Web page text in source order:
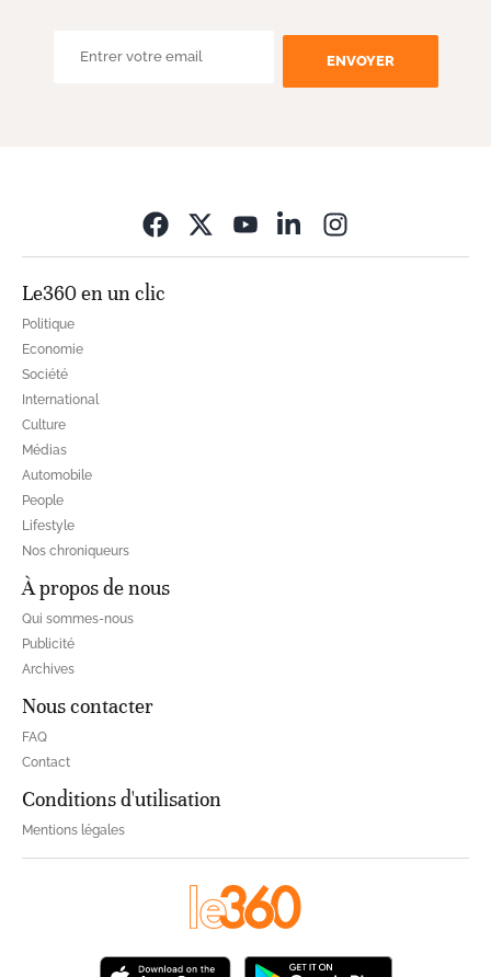
ENVOYER
Le360 en un clic
Politique
Economie
Société
International
Culture
Médias
Automobile
People
Lifestyle
Nos chroniqueurs
À propos de nous
Qui sommes-nous
Publicité
Archives
Nous contacter
FAQ
Contact
Conditions d'utilisation
Mentions légales